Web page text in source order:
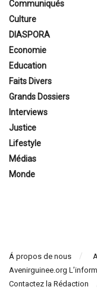
Communiqués
Culture
DIASPORA
Economie
Education
Faits Divers
Grands Dossiers
Interviews
Justice
Lifestyle
Médias
Monde
Á propos de nous
Avenirguinee.org
Contactez la Rédaction